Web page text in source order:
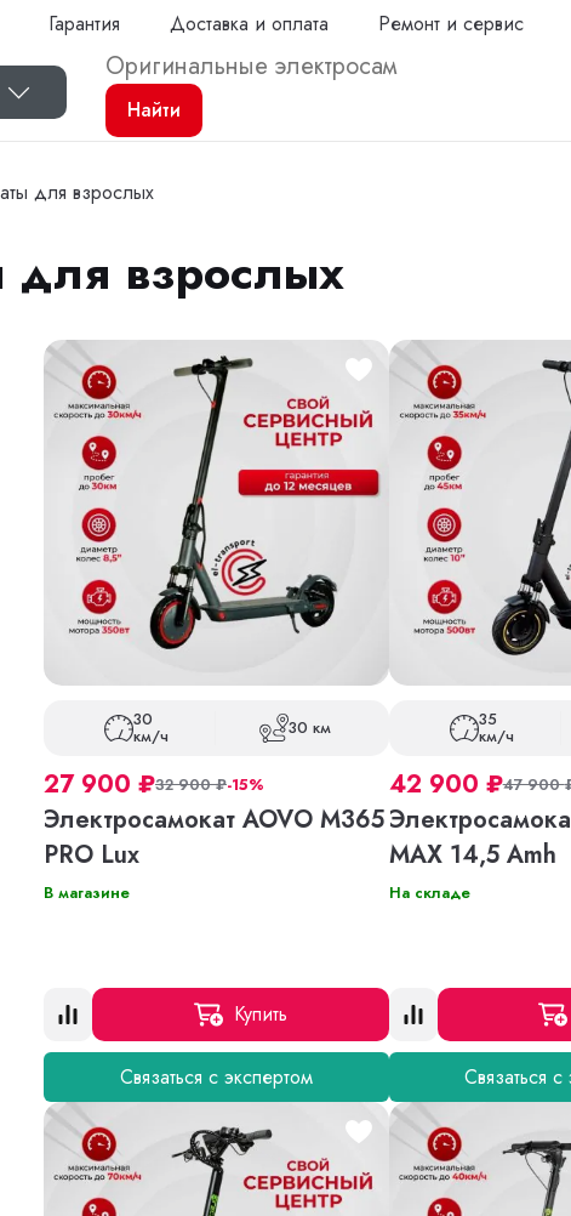
Гарантия Доставка и оплата Ремонт и сервис
Найти
для взрослых
для взрослых
30
км/ч 30 км
27 900 ₽32 900₽-15%
Электросамокат AOVO M365
PRO Lux
В магазине
Купить
Связаться с экспертом
35
км/ч
42 900 ₽47 900
MAX 14,5 Amh
На складе
Связаться